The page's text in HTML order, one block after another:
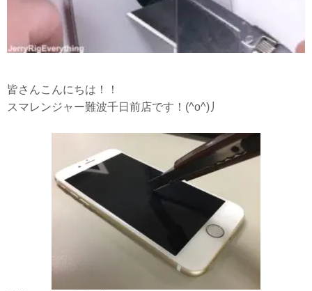
皆さんこんにちは！！
スマレンジャー難波千日前店です！(^o^)丿